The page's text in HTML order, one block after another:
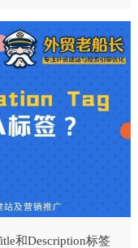
和Description标签